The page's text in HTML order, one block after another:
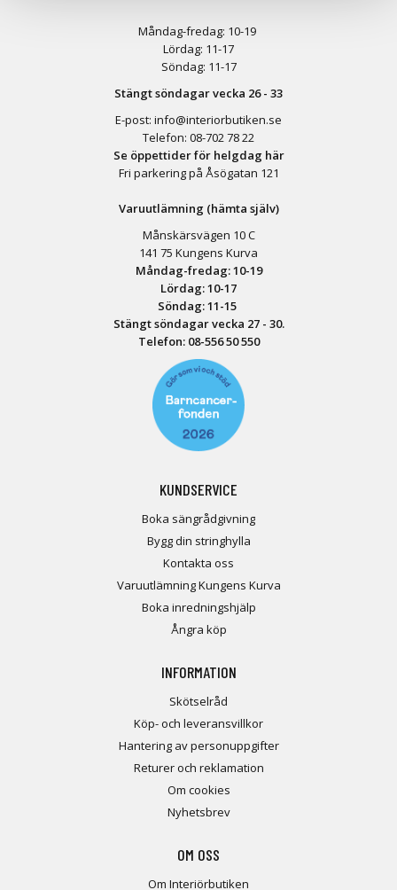
Måndag-fredag: 10-19
Lördag: 11-17
Söndag: 11-17
Stängt söndagar vecka 26 - 33
E-post: info@interiorbutiken.se
Telefon: 08-702 78 22
Se öppettider för helgdag här
Fri parkering på Åsögatan 121
Varuutlämning (hämta själv)
Månskärsvägen 10 C
141 75 Kungens Kurva
Måndag-fredag: 10-19
Lördag: 10-17
Söndag: 11-15
Stängt söndagar vecka 27 - 30.
Telefon: 08-556 50 550
KUNDSERVICE
Boka sängrådgivning
Bygg din stringhylla
Kontakta oss
Varuutlämning Kungens Kurva
Boka inredningshjälp
Ångra köp
INFORMATION
Skötselråd
Köp- och leveransvillkor
Hantering av personuppgifter
Returer och reklamation
Om cookies
Nyhetsbrev
OM OSS
Om Interiörbutiken